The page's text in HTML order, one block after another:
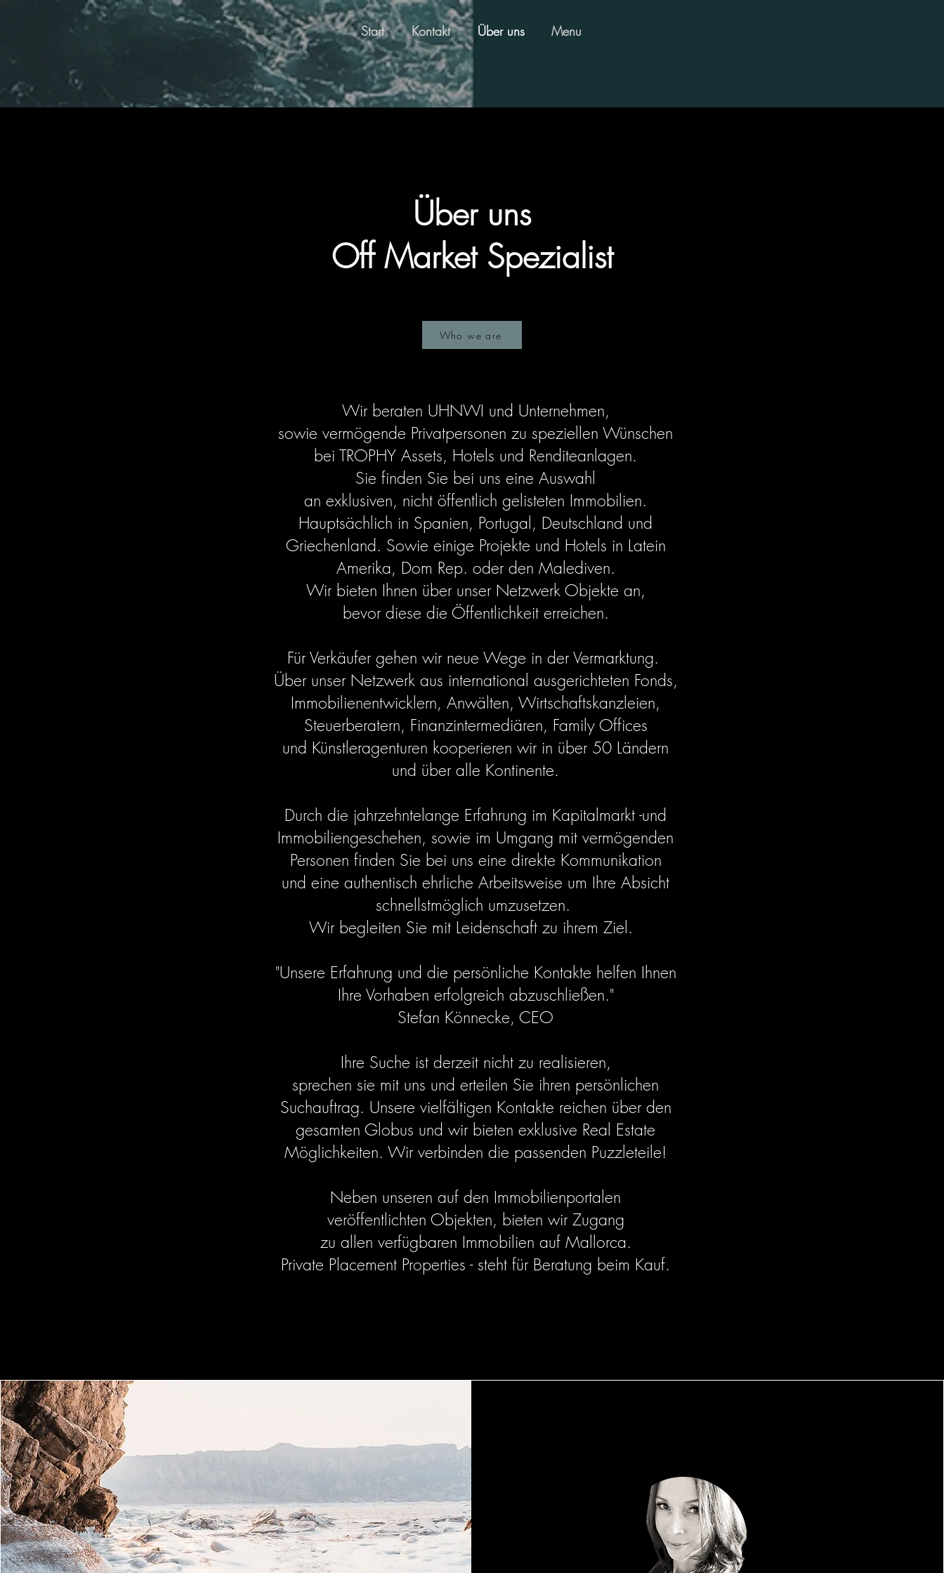
Start Kontakt Über uns Menu
Über uns
Off Market Spezialist
Who we are
Wir beraten UHNWI und Unternehmen,
sowie vermögende Privatpersonen zu speziellen Wünschen
bei TROPHY Assets, Hotels und Renditeanlagen.
Sie finden Sie bei uns eine Auswahl
an exklusiven, nicht öffentlich gelisteten Immobilien.
Hauptsächlich in Spanien, Portugal, Deutschland und
Griechenland. Sowie einige Projekte und Hotels in Latein
Amerika, Dom Rep. oder den Malediven.
Wir bieten Ihnen über unser Netzwerk Objekte an,
bevor diese die Öffentlichkeit erreichen.
Für Verkäufer gehen wir neue Wege in der Vermarktung.
Über unser Netzwerk aus international ausgerichteten Fonds,
Immobilienentwicklern, Anwälten, Wirtschaftskanzleien,
Steuerberatern, Finanzintermediären, Family Offices
und Künstleragenturen kooperieren wir in über 50 Ländern
und über alle Kontinente.
Durch die jahrzehntelange Erfahrung im Kapitalmarkt -und
Immobiliengeschehen, sowie im Umgang mit vermögenden
Personen finden Sie bei uns eine direkte Kommunikation
und eine authentisch ehrliche Arbeitsweise um Ihre Absicht
schnellstmöglich umzusetzen.
Wir begleiten Sie mit Leidenschaft zu ihrem Ziel.
"Unsere Erfahrung und die persönliche Kontakte helfen Ihnen
Ihre Vorhaben erfolgreich abzuschließen."
​Stefan Könnecke, CEO
Ihre Suche ist derzeit nicht zu realisieren,
sprechen sie mit uns und erteilen Sie ihren persönlichen
Suchauftrag. Unsere vielfältigen Kontakte reichen über den
gesamten Globus und wir bieten exklusive Real Estate
Möglichkeiten. Wir verbinden die passenden Puzzleteile!
Neben unseren auf den Immobilienportalen
veröffentlichten Objekten, bieten wir Zugang
zu allen verfügbaren Immobilien auf Mallorca.
Private Placement Properties - steht für Beratung beim Kauf.